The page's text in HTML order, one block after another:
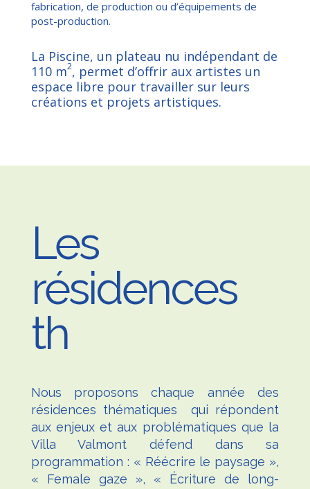
fabrication, de production ou d’équipements de
post-production.
La Piscine, un plateau nu indépendant de
110 m2, permet d’offrir aux artistes un
espace libre pour travailler sur leurs
créations et projets artistiques.
Les
résidences
thémati
Nous proposons chaque année des
résidences thématiquesqui répondent
aux enjeux et aux problématiques que la
Villa Valmont défend dans sa
programmation : « Réécrire le paysage »,
« Female gaze », « Écriture de long-